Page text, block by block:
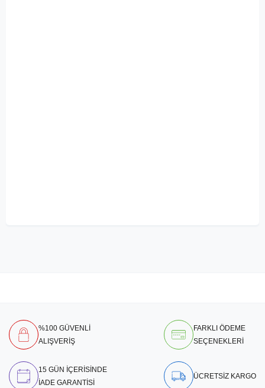
%100 GÜVENLİ
ALIŞVERİŞ
FARKLI ÖDEME
SEÇENEKLERİ
15 GÜN İÇERİSİNDE
İADE GARANTİSİ
ÜCRETSİZ KARGO